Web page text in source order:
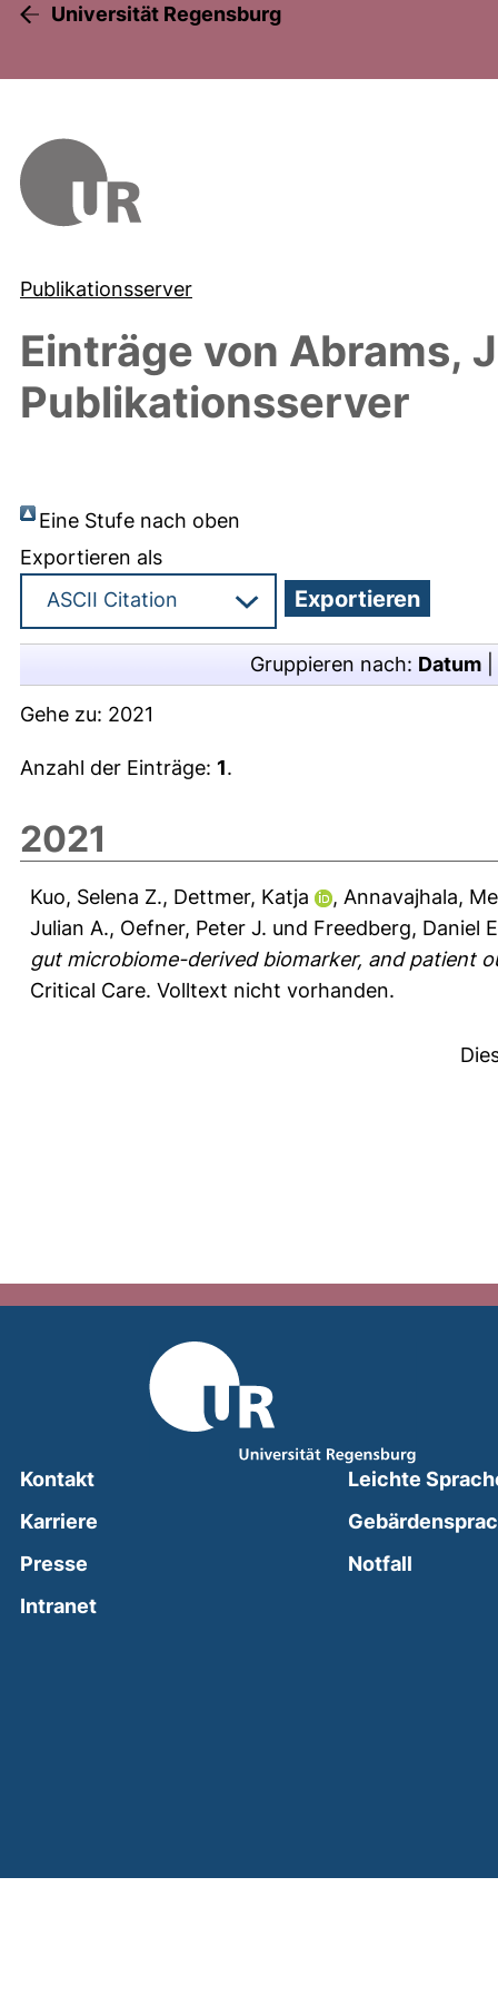
Universität Regensburg
Publikationsserver
Einträge von Abrams,
Publikationsserver
Eine Stufe nach oben
Exportieren als
Gruppieren nach: Datum
Gehe zu: 2021
Anzahl der Einträge: 1.
2021
Kuo, Selena Z., Dettmer, Katja , Annavajhala,
Julian A., Oefner, Peter J. und Freedberg, Daniel
gut microbiome-derived biomarker, and patient
Critical Care. Volltext nicht vorhanden.
Kontakt
Karriere
Presse
Intranet(external link, opens in a new window)
Leichte
Notfall